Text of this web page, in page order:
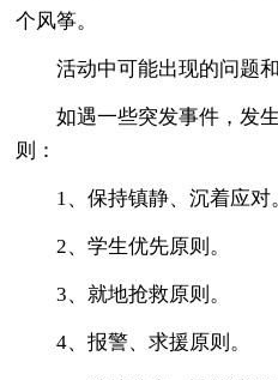
个风筝。
活动中可能出现的问题
如遇一些突发事件，发
则：
1、保持镇静、沉着应对
2、学生优先原则。
3、就地抢救原则。
4、报警、求援原则。